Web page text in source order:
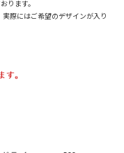
ります。
際にはご希望のデザインが入り